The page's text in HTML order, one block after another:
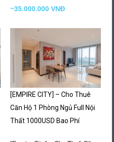
~35.000.000 VNĐ
[EMPIRE CITY] – Cho Thuê
Căn Hộ 1 Phòng Ngủ Full Nội
Thất 1000USD Bao Phí